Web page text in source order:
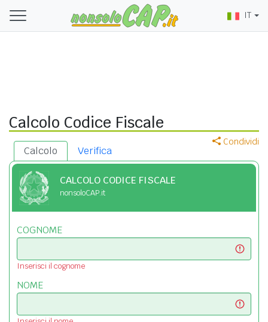
IT
Calcolo Codice Fiscale
Condividi
Calcolo Verifica
CALCOLO CODICE FISCALE
nonsoloCAP.it
COGNOME
Inserisci il cognome
NOME